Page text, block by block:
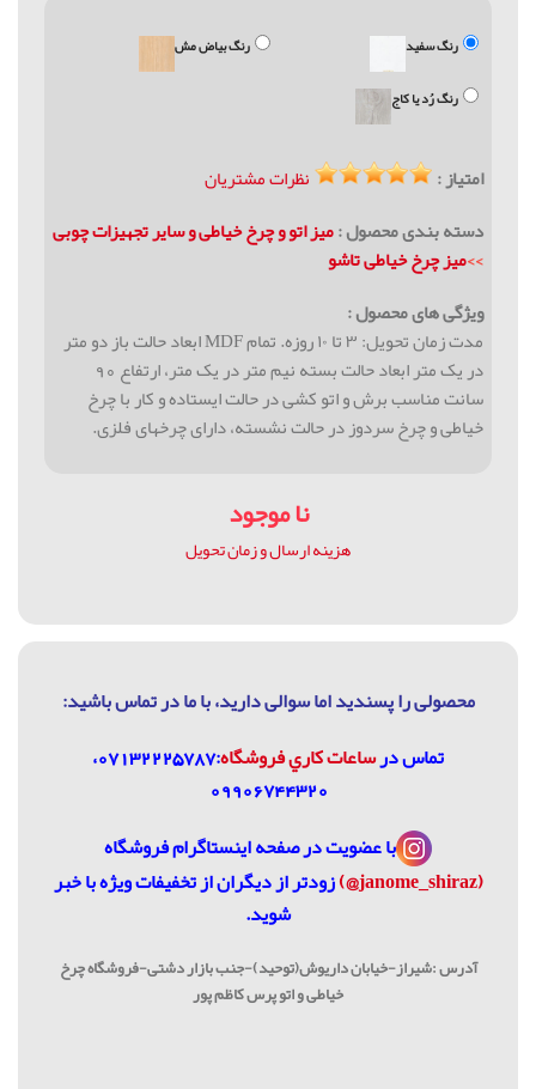
رنگ سفید
رنگ بیاض مش
رنگ رُد یا کاج
امتیاز :
نظرات مشتریان
دسته بندی محصول :میز اتو و چرخ خیاطی و سایر تجهیزات چوبی
>>ميز چرخ خیاطی تاشو
ویژگی های محصول :
مدت زمان تحویل: ۳ تا ۱۰ روزه. تمام MDF ابعاد حالت باز دو متر
در یک متر ابعاد حالت بسته نیم متر در یک متر، ارتفاع 90
سانت مناسب برش و اتو کشی در حالت ایستاده و کار با چرخ
خیاطی و چرخ سردوز در حالت نشسته، دارای چرخهای فلزی.
نا موجود
هزینه ارسال و زمان تحویل
محصولی را پسندید اما سوالی دارید، با ما در تماس باشيد:
تماس درساعات كاري فروشگاه
:07132225787،
09906744320
با عضویت درصفحه اینستاگرام فروشگاه
(janome_shiraz@)
زودتر از دیگران از تخفیفات ویژه با خبر
شوید.
آدرس :شیراز-خیابان داریوش(توحید)-جنب بازار دشتی-فروشگاه چرخ
خیاطی و اتو پرس کاظم پور